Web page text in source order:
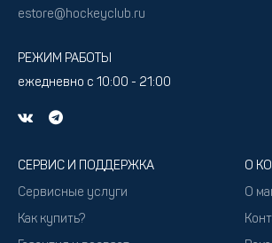
estore@hockeyclub.ru
РЕЖИМ РАБОТЫ
ежедневно с 10:00 - 21:00
СЕРВИС И ПОДДЕРЖКА
Сервисные услуги
Как купить?
О
О